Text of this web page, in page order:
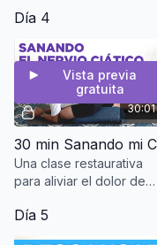
vertebral alargada para
apertura de cadera....
Día 4
30:01
Vista previa
gratuita
Una clase restaurativa
para aliviar el dolor de
deseas elongar las
Día 5